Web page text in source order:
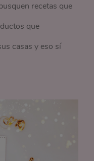
recetas que
que
casas y eso sí